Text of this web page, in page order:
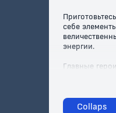
себе
энергии.
Главные
шедевр
НеCollaps